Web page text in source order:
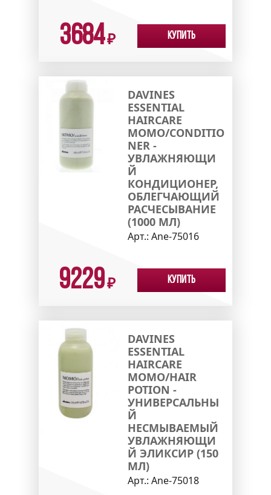
3684₽ Купить
DAVINES
ESSENTIAL
HAIRCARE
MOMO/CONDITIO
NER -
УВЛАЖНЯЮЩИ
Й
КОНДИЦИОНЕР,
ОБЛЕГЧАЮЩИЙ
РАСЧЕСЫВАНИЕ
(1000 МЛ)
Арт.: Ane-75016
9229₽ Купить
DAVINES
ESSENTIAL
HAIRCARE
MOMO/HAIR
POTION -
УНИВЕРСАЛЬНЫ
Й
НЕСМЫВАЕМЫЙ
УВЛАЖНЯЮЩИ
Й ЭЛИКСИР (150
МЛ)
Арт.: Ane-75018